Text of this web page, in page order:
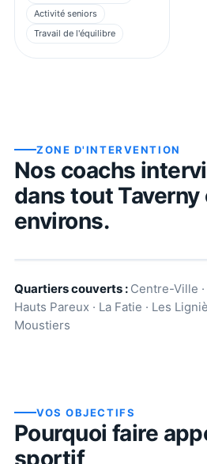
Activité seniors
Travail de l'équilibre
ZONE D'INTERVENTION
Nos coachs
dans tout Taverny
environs.
Quartiers couverts : Centre-Ville ·
Hauts Pareux · La Fatie · Les
Moustiers
VOS OBJECTIFS
Pourquoi faire
sportif